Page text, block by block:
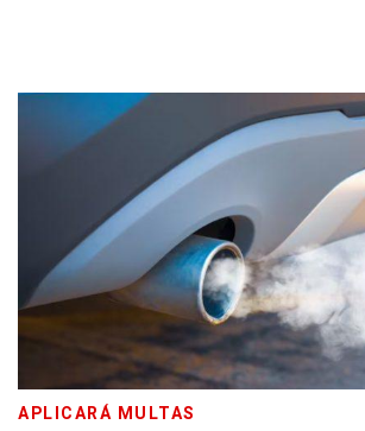
APLICARÁ MULTAS